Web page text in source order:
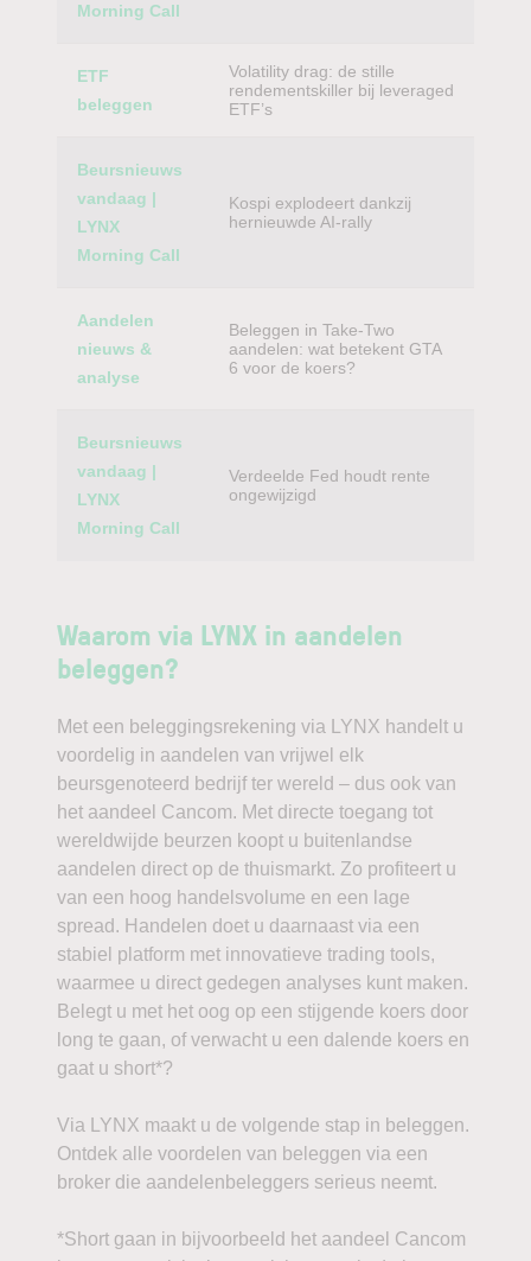
Morning Call
ETF
beleggen
Volatility drag: de stille
rendementskiller bij leveraged
ETF’s
Beursnieuws
vandaag |
LYNX
Morning Call
Kospi explodeert dankzij
hernieuwde AI-rally
Aandelen
nieuws &
analyse
Beleggen in Take-Two
aandelen: wat betekent GTA
6 voor de koers?
Beursnieuws
vandaag |
LYNX
Morning Call
Verdeelde Fed houdt rente
ongewijzigd
Waarom via LYNX in aandelen
beleggen?
Met een beleggingsrekening via LYNX handelt u
voordelig in aandelen van vrijwel elk
beursgenoteerd bedrijf ter wereld – dus ook van
het aandeel Cancom. Met directe toegang tot
wereldwijde beurzen koopt u buitenlandse
aandelen direct op de thuismarkt. Zo profiteert u
van een hoog handelsvolume en een lage
spread. Handelen doet u daarnaast via een
stabiel platform met innovatieve trading tools,
waarmee u direct gedegen analyses kunt maken.
Belegt u met het oog op een stijgende koers door
long te gaan, of verwacht u een dalende koers en
gaat u short*?
Via LYNX maakt u de volgende stap in beleggen.
Ontdek alle voordelen van beleggen via een
broker die aandelenbeleggers serieus neemt.
*Short gaan in bijvoorbeeld het aandeel Cancom